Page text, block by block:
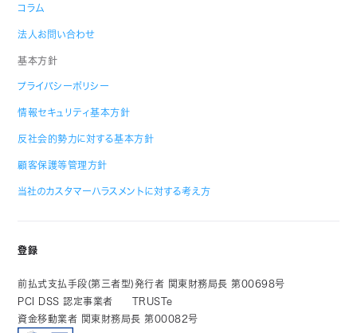
コラム
法人お問い合わせ
基本方針
プライバシーポリシー
情報セキュリティ基本方針
反社会的勢力に対する基本方針
顧客保護等管理方針
当社のカスタマーハラスメントに対する考え方
登録
前払式支払手段(第三者型)発行者 関東財務局長 第00698号
PCI DSS 認定事業者
TRUSTe
資金移動業者 関東財務局長 第00082号